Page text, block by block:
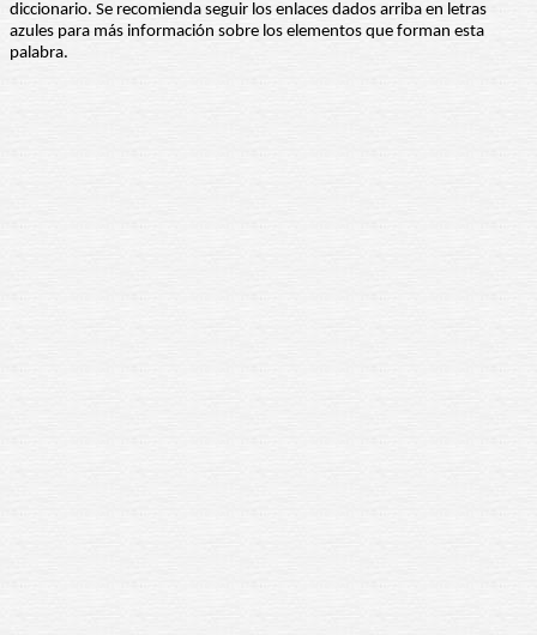
diccionario. Se recomienda seguir los enlaces dados arriba en letras
azules para más información sobre los elementos que forman esta
palabra.